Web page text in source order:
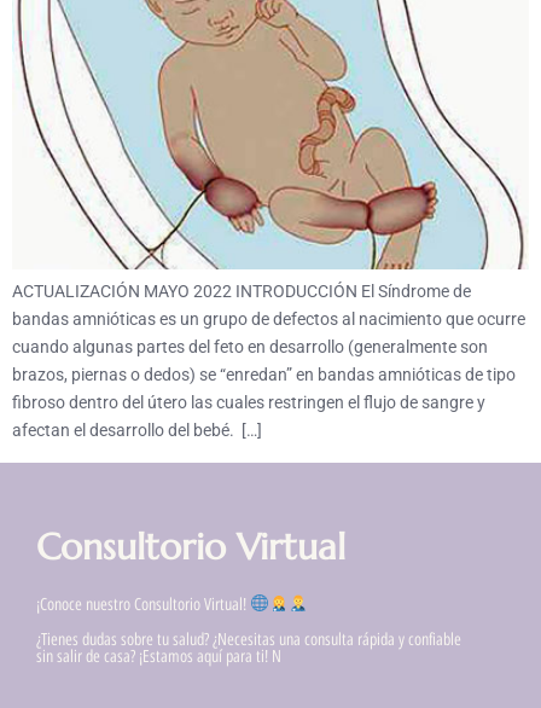
ACTUALIZACIÓN MAYO 2022 INTRODUCCIÓN El Síndrome de
bandas amnióticas es un grupo de defectos al nacimiento que ocurre
cuando algunas partes del feto en desarrollo (generalmente son
brazos, piernas o dedos) se “enredan” en bandas amnióticas de tipo
fibroso dentro del útero las cuales restringen el flujo de sangre y
afectan el desarrollo del bebé. […]
Consultorio Virtual
¡Conoce nuestro Consultorio Virtual!
¿Tienes dudas sobre tu salud? ¿Necesitas una consulta rápida y confiable
sin salir de casa? ¡Estamos aquí para ti! N